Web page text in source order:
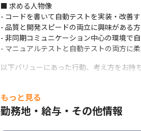
■ 求める人物像
- コードを書いて自動テストを実装・改善
- 品質と開発スピードの両立に興味がある方
- 非同期コミュニケーション中心の環境で
- マニュアルテストと自動テストの両方に
以下バリューにあった行動、考え方をお持
■バリュー
もっと見る
勤務地・給与・その他情報